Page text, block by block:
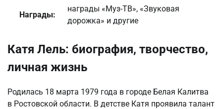
Награды:
награды «Муз-ТВ», «Звуковая
дорожка» и другие
Катя Лель: биография, творчество,
личная жизнь
Родилась 18 марта 1979 года в городе Белая Калитва
в Ростовской области. В детстве Катя проявила талант